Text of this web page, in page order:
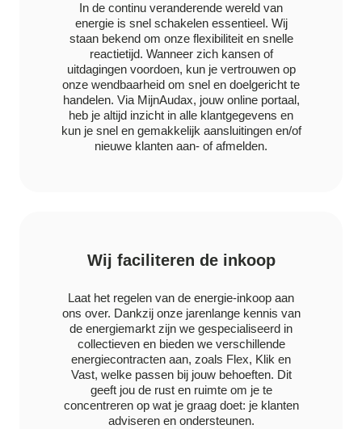
In de continu veranderende wereld van
energie is snel schakelen essentieel. Wij
staan bekend om onze flexibiliteit en snelle
reactietijd. Wanneer zich kansen of
uitdagingen voordoen, kun je vertrouwen op
onze wendbaarheid om snel en doelgericht te
handelen. Via MijnAudax, jouw online portaal,
heb je altijd inzicht in alle klantgegevens en
kun je snel en gemakkelijk aansluitingen en/of
nieuwe klanten aan- of afmelden.
Wij faciliteren de inkoop
Laat het regelen van de energie-inkoop aan
ons over. Dankzij onze jarenlange kennis van
de energiemarkt zijn we gespecialiseerd in
collectieven en bieden we verschillende
energiecontracten aan, zoals Flex, Klik en
Vast, welke passen bij jouw behoeften. Dit
geeft jou de rust en ruimte om je te
concentreren op wat je graag doet: je klanten
adviseren en ondersteunen.